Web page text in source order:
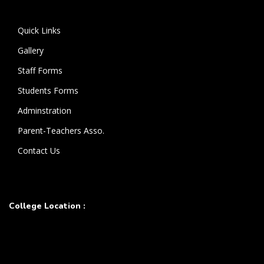
Quick Links
Gallery
Staff Forms
Students Forms
Adminstration
Parent-Teachers Asso.
Contact Us
College Location :